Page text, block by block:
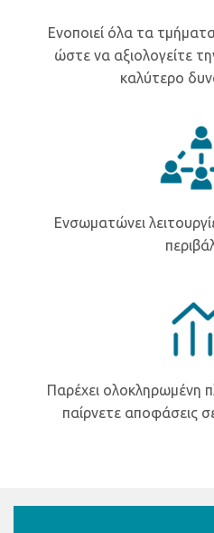
Ενοποιεί όλα τα
ώστε να αξιολογείτε
καλύτερο
Ενσωματώνει
Παρέχει ολοκληρωμένη
παίρνετε αποφάσεις